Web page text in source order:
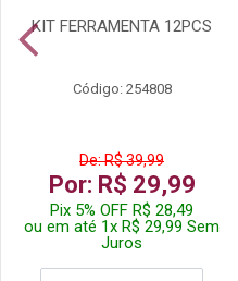
KIT FERRAMENTA 12PCS
Código: 254808
De: R$ 39,99
Por: R$ 29,99
Pix 5% OFF R$ 28,49
ou em até 1x R$ 29,99 Sem
Juros